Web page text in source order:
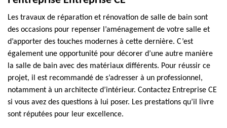
Les travaux de réparation et rénovation de salle de bain sont
des occasions pour repenser l’aménagement de votre salle et
d’apporter des touches modernes à cette dernière. C’est
également une opportunité pour décorer d’une autre manière
la salle de bain avec des matériaux différents. Pour réussir ce
projet, il est recommandé de s’adresser à un professionnel,
notamment à un architecte d’intérieur. Contactez Entreprise CE
si vous avez des questions à lui poser. Les prestations qu’il livre
sont réputées pour leur excellence.